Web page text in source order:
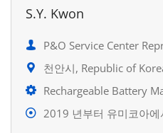
S.Y. Kwon
P&O Service Center
천안시, Republic of
Rechargeable Battery
2019 년부터 유미코아에